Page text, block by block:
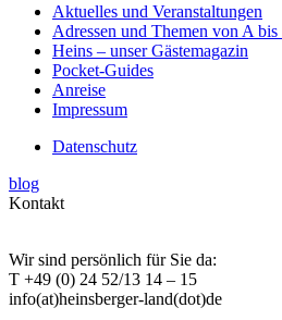
Aktuelles und Veranstaltungen
Adressen und Themen von A bis
Heins – unser Gästemagazin
Pocket-Guides
Anreise
Impressum
Datenschutz
blog
Kontakt
Wir sind persönlich für Sie da:
T +49 (0) 24 52/13 14 – 15
info(at)heinsberger-land(dot)de